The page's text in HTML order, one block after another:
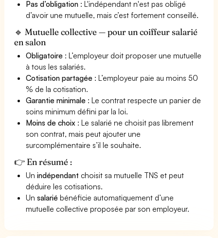
Pas d’obligation : L'indépendant n'est pas obligé
d’avoir une mutuelle, mais c’est fortement conseillé.
🔹 Mutuelle collective — pour un coiffeur salarié
en salon
Obligatoire : L’employeur doit proposer une mutuelle
à tous les salariés.
Cotisation partagée : L’employeur paie au moins 50
% de la cotisation.
Garantie minimale : Le contrat respecte un panier de
soins minimum défini par la loi.
Moins de choix : Le salarié ne choisit pas librement
son contrat, mais peut ajouter une
surcomplémentaire s’il le souhaite.
👉 En résumé :
Unindépendant choisit sa mutuelle TNS et peut
déduire les cotisations.
Unsalarié bénéficie automatiquement d’une
mutuelle collective proposée par son employeur.